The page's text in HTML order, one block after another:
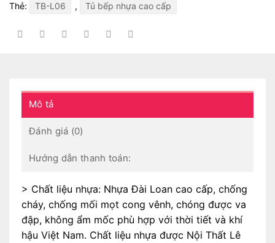
Thẻ:
TB-L06 , Tủ bếp nhựa cao cấp
Mô tả
Đánh giá (0)
Hướng dẫn thanh toán:
> Chất liệu nhựa: Nhựa Đài Loan cao cấp, chống
cháy, chống mối mọt cong vênh, chóng được va
đập, không ẩm mốc phù hợp với thời tiết và khí
hậu Việt Nam. Chất liệu nhựa được Nội Thất Lê